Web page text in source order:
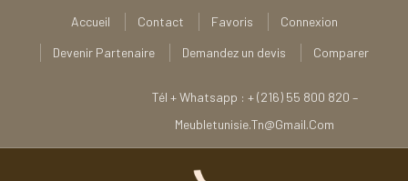
Accueil Contact Favoris
Connexion
Devenir Partenaire
Demandez un devis Comparer
Tél + Whatsapp : + (216) 55 800 820 –
Meubletunisie.tn@gmail.com